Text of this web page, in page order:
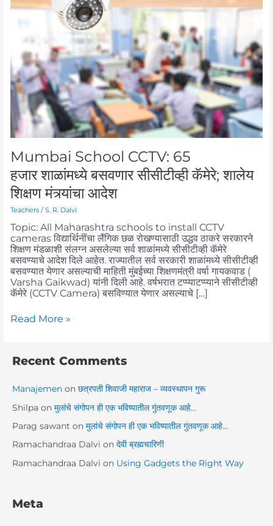
Mumbai School CCTV: 65
हजार शाळांमध्ये बसवणार सीसीटीव्ही कॅमेरे; शालेय
शिक्षण मंत्र्यांचा आदेश
Teachers/ S. R. Dalvi
Topic: All Maharashtra schools to install CCTV
cameras विद्यार्थिनींचा लैंगिक छळ रोखण्यासाठी उद्धव ठाकरे सरकारने
शिक्षण मंडळाशी संलग्न असलेल्या सर्व शाळांमध्ये सीसीटीव्ही कॅमेरे
बसवण्याचे आदेश दिले आहेत. राज्यातील सर्व सरकारी शाळांमध्ये सीसीटीव्ही
बसवण्यात येणार असल्याची माहिती मुंबईच्या शिक्षणमंत्री वर्षा गायकवाड (
Varsha Gaikwad) यांनी दिली आहे. वर्षभरात टप्प्याटप्प्याने सीसीटीव्ही
कॅमेरे (CCTV Camera) बसविण्यात येणार असल्याचे […]
हजार शाळांमध्ये बसवणार
सीसीटीव्ही
कॅमेरे;
शालेय
शिक्षण
मंत्र्यांचा
आदेश
Read More »
Recent Comments
Manajemenon छत्रपती शिवाजी महाराज – व्यवस्थापन गुरू
Shilpa on मुलांचे संगोपन ही एक भविष्यातील गुंतवणूक आहे…
Parag sawant on मुलांचे संगोपन ही एक भविष्यातील गुंतवणूक आहे…
Ramachandraa Dalvi on देवी ब्रह्मचारिणी
Ramachandraa Dalvi on Using Gadgets the Right Way
Meta